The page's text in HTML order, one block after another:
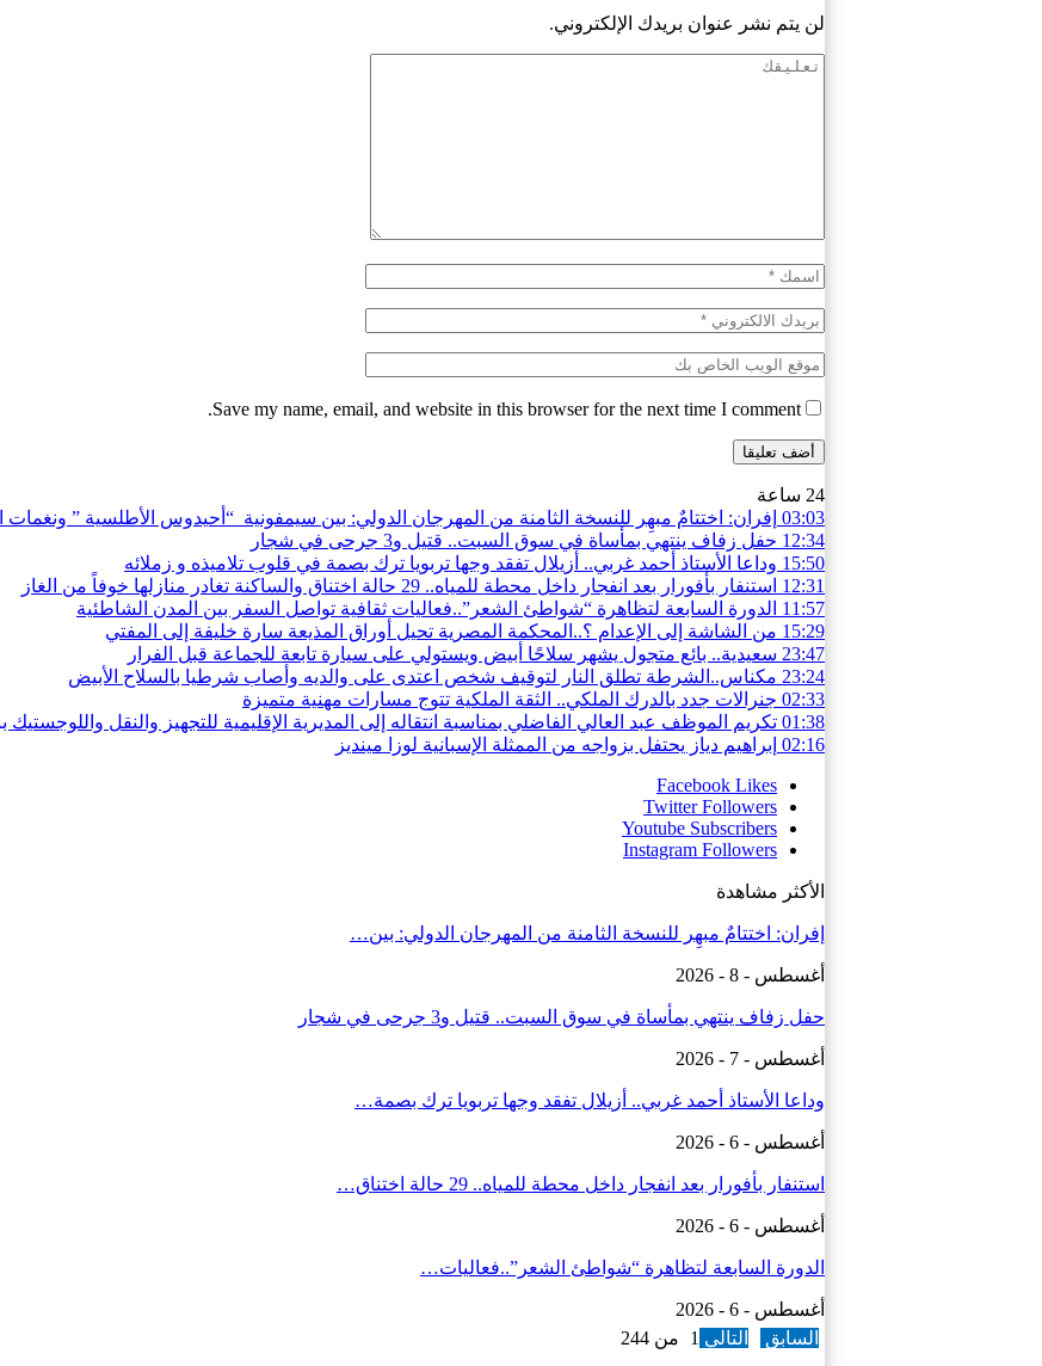
لن يتم نشر عنوان بريدك الإلكتروني.
Save my name, email, and website in this browser for the next time I comment.
24 ساعة
03:03 إفران: اختتامٌ مبهِر للنسخة الثامنة من المهرجان الدولي: بين سيمفونية “أحيدوس الأطلسية ” ونغمات
12:34 حفل زفاف ينتهي بمأساة في سوق السبت.. قتيل و3 جرحى في شجار
15:50 وداعا الأستاذ أحمد غربي.. أزيلال تفقد وجها تربويا ترك بصمة في قلوب تلاميذه و زملائه
12:31 استنفار بأفورار بعد انفجار داخل محطة للمياه.. 29 حالة اختناق والساكنة تغادر منازلها خوفاً من الغاز
11:57 الدورة السابعة لتظاهرة “شواطئ الشعر”..فعاليات ثقافية تواصل السفر بين المدن الشاطئية
15:29 من الشاشة إلى الإعدام ؟..المحكمة المصرية تحيل أوراق المذيعة سارة خليفة إلى المفتي
23:47 سعيدية.. بائع متجول يشهر سلاحًا أبيض ويستولي على سيارة تابعة للجماعة قبل الفرار
23:24 مكناس..الشرطة تطلق النار لتوقيف شخص اعتدى على والديه وأصاب شرطيا بالسلاح الأبيض
02:33 جنرالات جدد بالدرك الملكي.. الثقة الملكية تتوج مسارات مهنية متميزة
01:38 تكريم الموظف عبد العالي الفاضلي بمناسبة انتقاله إلى المديرية الإقليمية للتجهيز والنقل واللوجستيك
02:16 إبراهيم دياز يحتفل بزواجه من الممثلة الإسبانية لوزا مينديز
Facebook Likes
Twitter Followers
Youtube Subscribers
Instagram Followers
الأكثر مشاهدة
إفران: اختتامٌ مبهِر للنسخة الثامنة من المهرجان الدولي: بين…
أغسطس - 8 - 2026
حفل زفاف ينتهي بمأساة في سوق السبت.. قتيل و3 جرحى في شجار
أغسطس - 7 - 2026
وداعا الأستاذ أحمد غربي.. أزيلال تفقد وجها تربويا ترك بصمة…
أغسطس - 6 - 2026
استنفار بأفورار بعد انفجار داخل محطة للمياه.. 29 حالة اختناق…
أغسطس - 6 - 2026
الدورة السابعة لتظاهرة “شواطئ الشعر”..فعاليات…
أغسطس - 6 - 2026
السابق
التالي 1 من 244